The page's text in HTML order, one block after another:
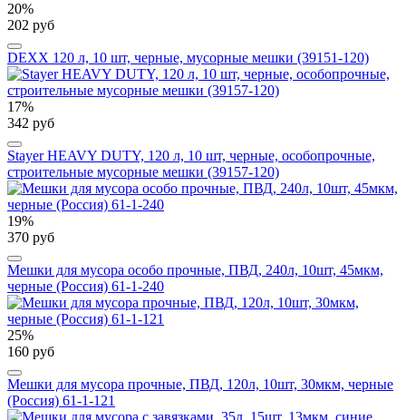
20%
202 руб
DEXX 120 л, 10 шт, черные, мусорные мешки (39151-120)
17%
342 руб
Stayer HEAVY DUTY, 120 л, 10 шт, черные, особопрочные,
строительные мусорные мешки (39157-120)
19%
370 руб
Мешки для мусора особо прочные, ПВД, 240л, 10шт, 45мкм,
черные (Россия) 61-1-240
25%
160 руб
Мешки для мусора прочные, ПВД, 120л, 10шт, 30мкм, черные
(Россия) 61-1-121